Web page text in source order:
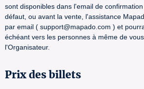
sont disponibles dans l'email de
défaut, ou avant la vente, l'assistance
par email ( support@mapado.com ) et
échéant vers les personnes à même de
l'Organisateur.
Prix des billets